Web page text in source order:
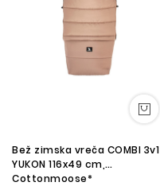
Bež zimska vreča COMBI 3v1
YUKON 116x49 cm,
Cottonmoose*